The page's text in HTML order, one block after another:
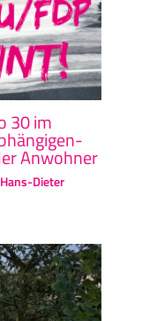
30 im
Anwohner
Hans-Dieter